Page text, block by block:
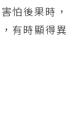
怕後果時，
有時顯得異